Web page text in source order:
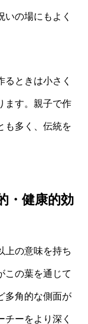
の場にもよく
ときは小さく
ます。親子で作
も多く、伝統を
・健康的効
上の意味を持ち
この葉を通じて
多角的な側面が
ーをより深く